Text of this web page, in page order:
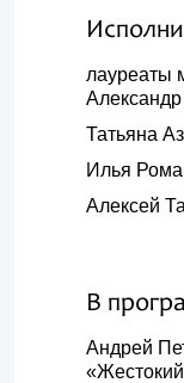
лауреаты
Татьяна
Илья
Алексей
В
Андрей